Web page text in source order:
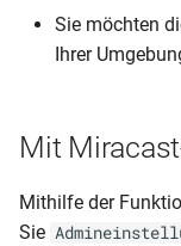
Sie möchten
Ihrer
Mit
Mithilfe der
Sie